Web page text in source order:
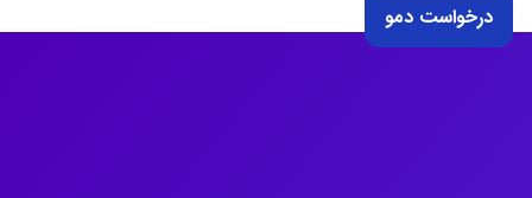
درخواست دمو